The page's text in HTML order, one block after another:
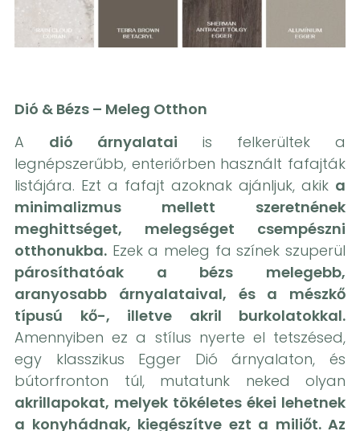
Dió & Bézs – Meleg Otthon
A dió árnyalatai is felkerültek a
legnépszerűbb, enteriőrben használt fafajták
listájára. Ezt a fafajt azoknak ajánljuk, akik a
minimalizmus mellett szeretnének
meghittséget, melegséget csempészni
otthonukba. Ezek a meleg fa színek szuperül
párosíthatóak a bézs melegebb,
aranyosabb árnyalataival, és a mészkő
típusú kő-, illetve akril burkolatokkal.
Amennyiben ez a stílus nyerte el tetszésed,
egy klasszikus Egger Dió árnyalaton, és
bútorfronton túl, mutatunk neked olyan
akrillapokat, melyek tökéletes ékei lehetnek
a konyhádnak, kiegészítve ezt a miliőt. Az